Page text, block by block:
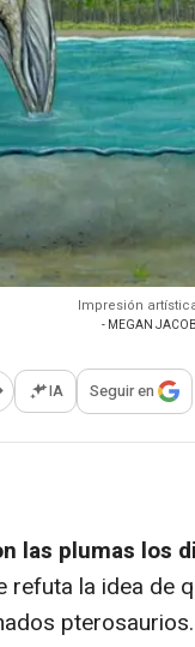
Impresión
- MEGAN
opciones para
IA Seguir en
las plumas los
refuta la idea de
pterosaurios.